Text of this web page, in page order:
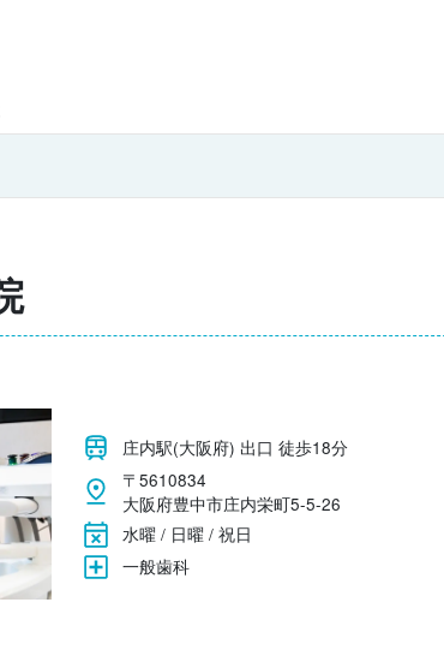
庄内駅(大阪府) 出口 徒歩18分
〒5610834
大阪府豊中市庄内栄町5-5-26
水曜 / 日曜 / 祝日
一般歯科